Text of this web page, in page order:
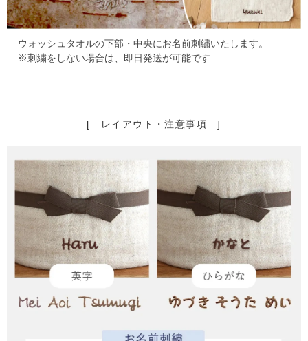
ウォッシュタオルの下部・中央にお名前刺繍いたします。
※刺繍をしない場合は、即日発送が可能です
[ レイアウト・注意事項 ]